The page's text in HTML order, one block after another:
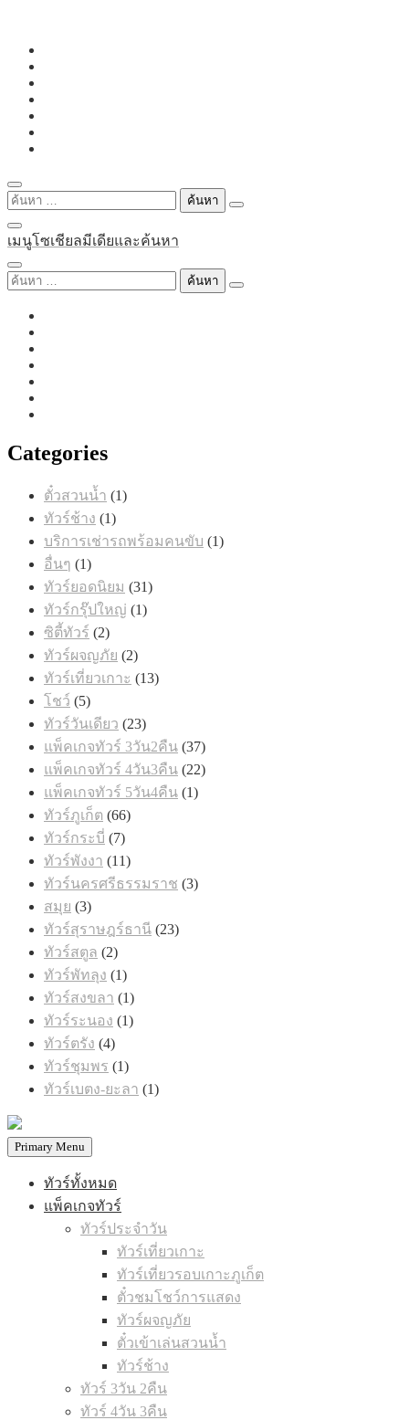
Skip
content
ค้นหา
สำหรับ:
เมนูโซเชียลมีเดียและค้นหา
ค้นหา
Categories
ตั๋วสวนน้ำ 11
ทัวร์ช้าง 11
สินค้า
บริการเช่ารถพร้อมคนขับ 11
อื่นๆ 11
สินค้า
ทัวร์ยอดนิยม 3131
ทัวร์กรุ๊ปใหญ่ 11
ซิตี้ทัวร์ 22
สินค้า
ทัวร์ผจญภัย 22
สินค้า
ทัวร์เที่ยวเกาะ 1313
โชว์ 55
สินค้า
ทัวร์วันเดียว 2323
สินค้า
แพ็คเกจทัวร์ 3วัน2คืน 3737
สินค้า
แพ็คเกจทัวร์ 4วัน3คืน 2222
แพ็คเกจทัวร์ 5วัน4คืน 11
ทัวร์ภูเก็ต 6666
ทัวร์กระบี่ 77
สินค้า
ทัวร์พังงา 1111
ทัวร์นครศรีธรรมราช 33
สมุย 33
สินค้า
ทัวร์สุราษฎร์ธานี 2323
ทัวร์สตูล 22
สินค้า
ทัวร์พัทลุง 11
สินค้า
ทัวร์สงขลา 11
สินค้า
ทัวร์ระนอง 11
ทัวร์ตรัง 44
สินค้า
ทัวร์ชุมพร 11
สินค้า
ทัวร์เบตง-ยะลา 11
Primary Menu
ทัวร์ทั้งหมด
แพ็คเกจทัวร์
ทัวร์ประจำวัน
ทัวร์เที่ยวเกาะ
ทัวร์เที่ยวรอบเกาะภูเก็ต
ตั๋วชมโชว์การแสดง
ทัวร์ผจญภัย
ตั๋วเข้าเล่นสวนน้ำ
ทัวร์ช้าง
ทัวร์ 3วัน 2คืน
ทัวร์ 4วัน 3คืน